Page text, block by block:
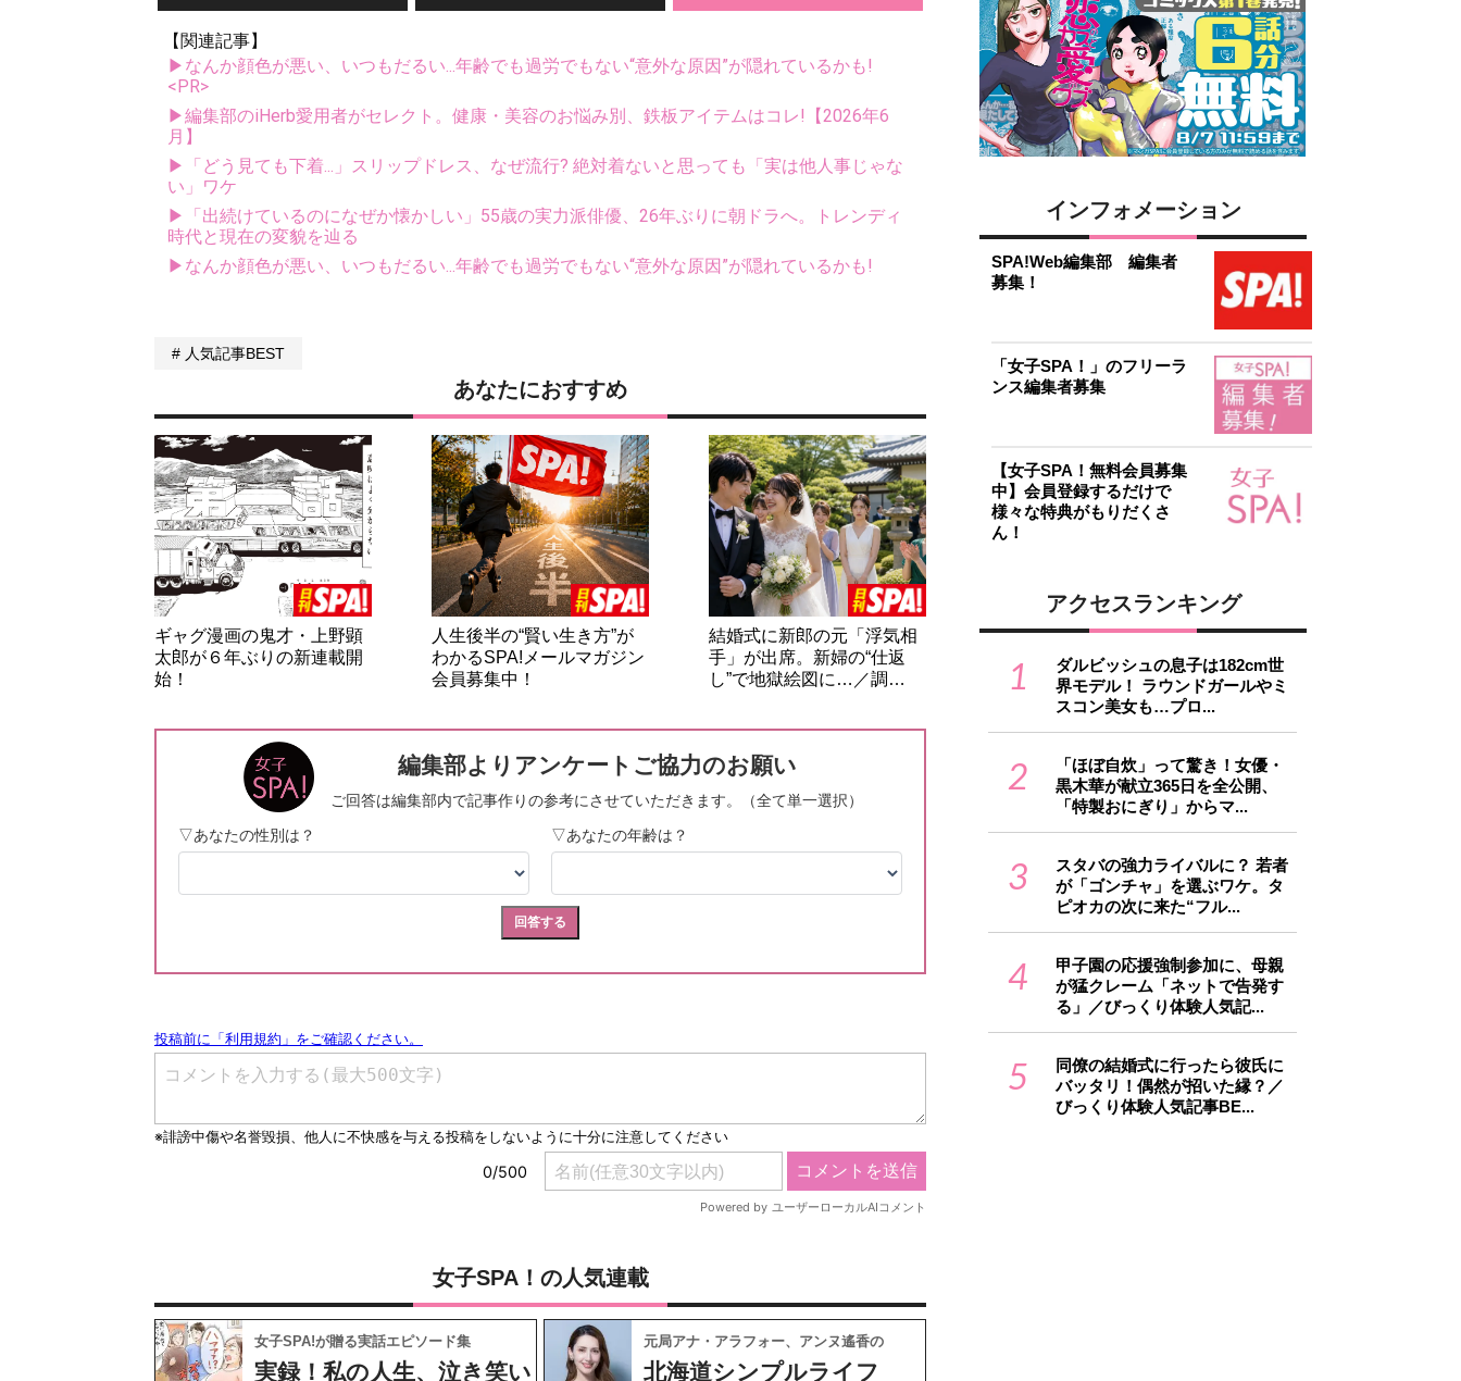
【関連記事】
▶なんか顔色が悪い、いつもだるい...年齢でも過労でもない“意外な原因”が隠れているかも!
<PR>
▶編集部のiHerb愛用者がセレクト。健康・美容のお悩み別、鉄板アイテムはコレ!【2026年6
月】
▶「どう見ても下着...」スリップドレス、なぜ流行? 絶対着ないと思っても「実は他人事じゃな
い」ワケ
▶「出続けているのになぜか懐かしい」55歳の実力派俳優、26年ぶりに朝ドラへ。トレンディ
時代と現在の変貌を辿る
▶なんか顔色が悪い、いつもだるい...年齢でも過労でもない“意外な原因”が隠れているかも!
人気記事BEST
あなたにおすすめ
ギャグ漫画の鬼才・上野顕
太郎が６年ぶりの新連載開
始！
人生後半の“賢い生き方”が
わかるSPA!メールマガジン
会員募集中！
結婚式に新郎の元「浮気相
手」が出席。新婦の“仕返
し”で地獄絵図に…／調…
女子SPA！の人気連載
女子SPA!が贈る実話エピソード集
実録！私の人生、泣き笑い
元局アナ・アラフォー、アンヌ遙香の
北海道シンプルライフ
インフォメーション
SPA!Web編集部 編集者
募集！
「女子SPA！」のフリーラ
ンス編集者募集
【女子SPA！無料会員募集
中】会員登録するだけで
様々な特典がもりだくさ
ん！
アクセスランキング
1
ダルビッシュの息子は182cm世
界モデル！ ラウンドガールやミ
スコン美女も…プロ...
2
「ほぼ自炊」って驚き！女優・
黒木華が献立365日を全公開、
「特製おにぎり」からマ...
3
スタバの強力ライバルに？ 若者
が「ゴンチャ」を選ぶワケ。タ
ピオカの次に来た“フル...
4
甲子園の応援強制参加に、母親
が猛クレーム「ネットで告発す
る」／びっくり体験人気記...
5
同僚の結婚式に行ったら彼氏に
バッタリ！偶然が招いた縁？／
びっくり体験人気記事BE...